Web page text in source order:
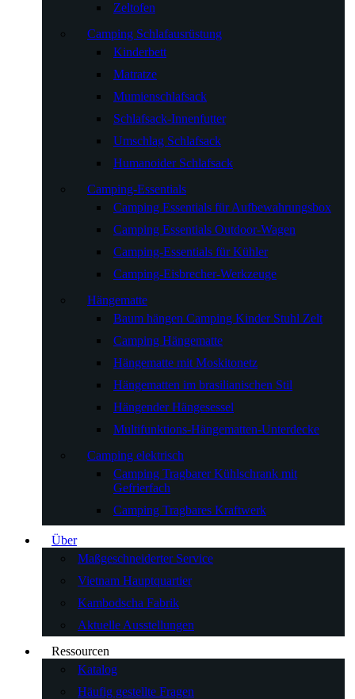
Zeltofen
Camping Schlafausrüstung
Kinderbett
Matratze
Mumienschlafsack
Schlafsack-Innenfutter
Umschlag Schlafsack
Humanoider Schlafsack
Camping-Essentials
Camping Essentials für Aufbewahrungsbox
Camping Essentials Outdoor-Wagen
Camping-Essentials für Kühler
Camping-Eisbrecher-Werkzeuge
Hängematte
Baum hängen Camping Kinder Stuhl Zelt
Camping Hängematte
Hängematte mit Moskitonetz
Hängematten im brasilianischen Stil
Hängender Hängesessel
Multifunktions-Hängematten-Unterdecke
Camping elektrisch
Camping Tragbarer Kühlschrank mit
Gefrierfach
Camping Tragbares Kraftwerk
Über
Maßgeschneiderter Service
Vietnam Hauptquartier
Kambodscha Fabrik
Aktuelle Ausstellungen
Ressourcen
Katalog
Häufig gestellte Fragen